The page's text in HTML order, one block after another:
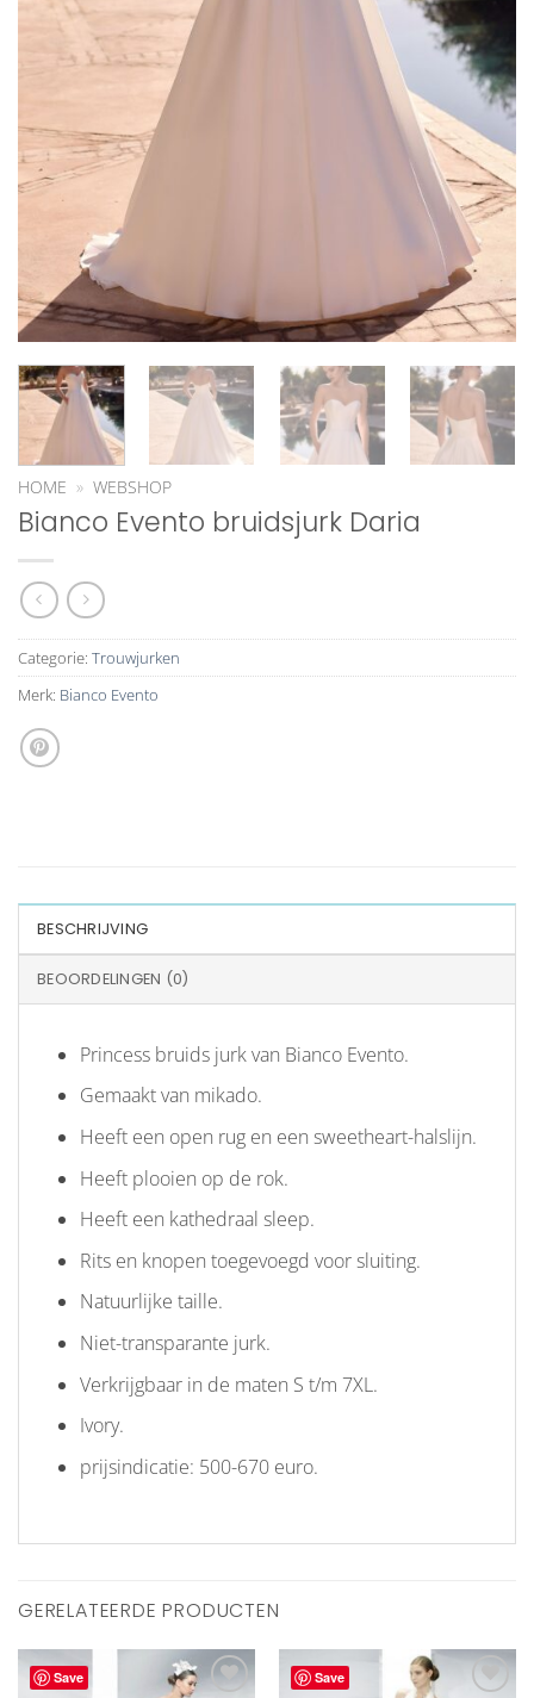
HOME » WEBSHOP
Bianco Evento bruidsjurk Daria
Categorie: Trouwjurken
Merk: Bianco Evento
BESCHRIJVING
BEOORDELINGEN (0)
Princess bruids jurk van Bianco Evento.
Gemaakt van mikado.
Heeft een open rug en een sweetheart-halslijn.
Heeft plooien op de rok.
Heeft een kathedraal sleep.
Rits en knopen toegevoegd voor sluiting.
Natuurlijke taille.
Niet-transparante jurk.
Verkrijgbaar in de maten S t/m 7XL.
Ivory.
prijsindicatie: 500-670 euro.
GERELATEERDE PRODUCTEN
Save
Save